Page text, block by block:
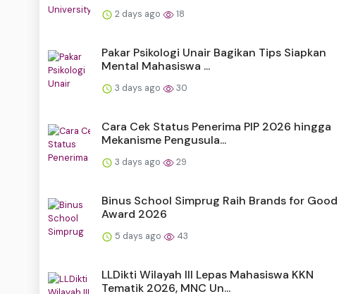
2 days ago 18
Pakar Psikologi Unair Bagikan Tips Siapkan
Mental Mahasiswa ...
3 days ago 30
Cara Cek Status Penerima PIP 2026 hingga
Mekanisme Pengusula...
3 days ago 29
Binus School Simprug Raih Brands for Good
Award 2026
5 days ago 43
LLDikti Wilayah III Lepas Mahasiswa KKN
Tematik 2026, MNC Un...